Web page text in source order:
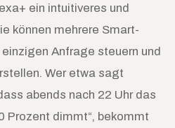
ein intuitiveres und
können mehrere Smart-
Anfrage steuern und
Wer etwa sagt
abends nach 22 Uhr das
Prozent dimmt“, bekommt